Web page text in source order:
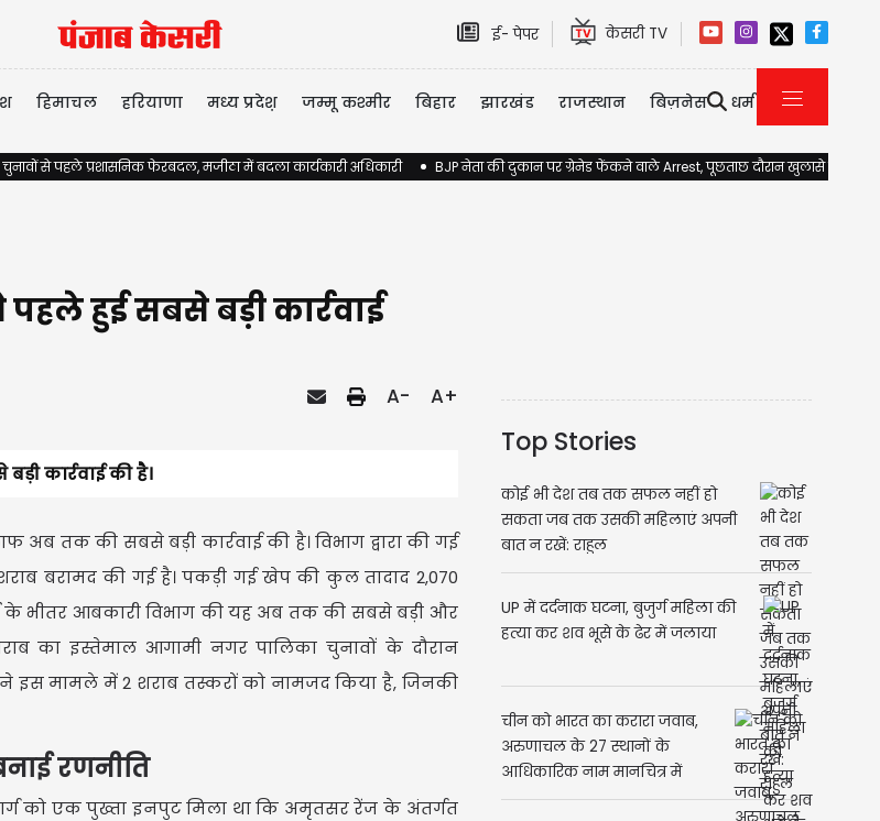
ई- पेपर केसरी TV
हिमाचल हरियाणा मध्य प्रदेश़ जम्मू कश्मीर बिहार झारखंड राजस्थान बिज़नेस धर्म
से पहले प्रशासनिक फेरबदल, मजीठा में बदला कार्यकारी अधिकारी BJP नेता की दुकान पर ग्रेनेड फेंकने वाले Arrest, पूछताछ दौरान खुलासे होने की
हुई सबसे बड़ी कार्रवाई
A- A+
कार्रवाई की है।
तक की सबसे बड़ी कार्रवाई की है। विभाग द्वारा की गई
बरामद की गई है। पकड़ी गई खेप की कुल तादाद 2,070
के भीतर आबकारी विभाग की यह अब तक की सबसे बड़ी और
का इस्तेमाल आगामी नगर पालिका चुनावों के दौरान
इस मामले में 2 शराब तस्करों को नामजद किया है, जिनकी
रणनीति
को एक पुख्ता इनपुट मिला था कि अमृतसर रेंज के अंतर्गत
Top Stories
कोई भी देश तब तक सफल नहीं हो
सकता जब तक उसकी महिलाएं अपनी
बात न रखें: राहुल
UP में दर्दनाक घटना, बुजुर्ग महिला की
हत्या कर शव भूसे के ढेर में जलाया
चीन को भारत का करारा जवाब,
अरुणाचल के 27 स्थानों के
आधिकारिक नाम मानचित्र में
शामिल